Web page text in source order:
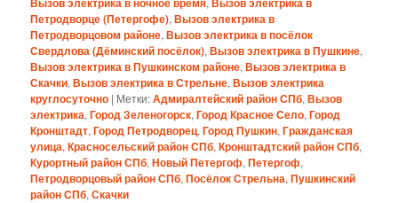
Петродворце (Петергофе),Вызов электрика в
Петродворцовом районе,Вызов электрика в посёлок
Свердлова (Дёминский посёлок),Вызов электрика в Пушкине,
Вызов электрика в Пушкинском районе,Вызов электрика в
Скачки,Вызов электрика в Стрельне,Вызов электрика
круглосуточно | Метки:Адмиралтейский район СПб,Вызов
электрика,Город Зеленогорск,Город Красное Село,Город
Кронштадт,Город Петродворец,Город Пушкин,Гражданская
улица,Красносельский район СПб,Кронштадтский район СПб,
Курортный район СПб,Новый Петергоф,Петергоф,
Петродворцовый район СПб,Посёлок Стрельна,Пушкинский
район СПб,Скачки